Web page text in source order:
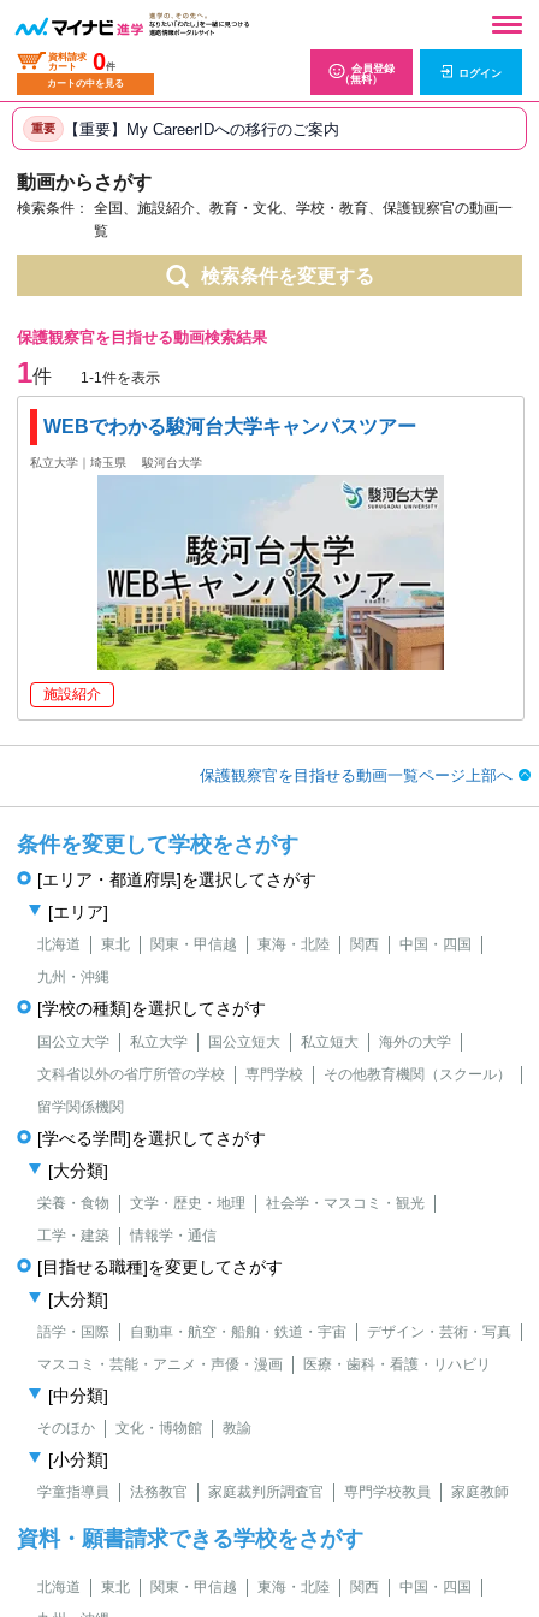
資料請求
カート
0件
カートの中を見る
会員登録
（無料）
ログイン
重要 【重要】My CareerIDへの移行のご案内
動画からさがす
検索条件：
全国、施設紹介、教育・文化、学校・教育、保護観察官の動画一
覧
検索条件を変更する
保護観察官を目指せる動画検索結果
1件 1-1件を表示
WEBでわかる駿河台大学キャンパスツアー
私立大学｜埼玉県 駿河台大学
施設紹介
保護観察官を目指せる動画一覧ページ上部へ
条件を変更して学校をさがす
[エリア・都道府県]を選択してさがす
[エリア]
北海道 東北 関東・甲信越 東海・北陸 関西
中国・四国
九州・沖縄
[学校の種類]を選択してさがす
国公立大学 私立大学 国公立短大 私立短大
海外の大学
文科省以外の省庁所管の学校
専門学校
その他教育機関（スクール）
留学関係機関
[学べる学問]を選択してさがす
[大分類]
栄養・食物 文学・歴史・地理
社会学・マスコミ・観光
工学・建築
情報学・通信
[目指せる職種]を変更してさがす
[大分類]
語学・国際 自動車・航空・船舶・鉄道・宇宙
デザイン・芸術・写真
マスコミ・芸能・アニメ・声優・漫画
医療・歯科・看護・リハビリ
[中分類]
そのほか 文化・博物館 教諭
[小分類]
学童指導員 法務教官 家庭裁判所調査官 専門学校教員 家庭教師
資料・願書請求できる学校をさがす
北海道 東北 関東・甲信越 東海・北陸 関西
中国・四国